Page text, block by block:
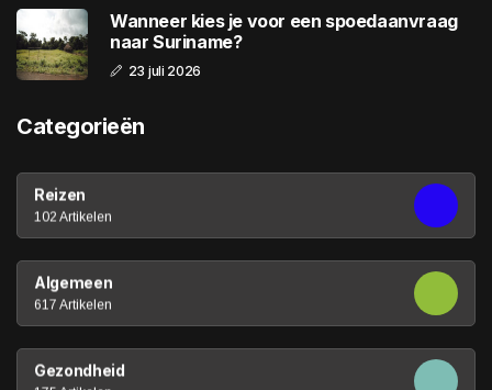
Wanneer kies je voor een spoedaanvraag
naar Suriname?
23 juli 2026
Categorieën
Reizen
102 Artikelen
Algemeen
617 Artikelen
Gezondheid